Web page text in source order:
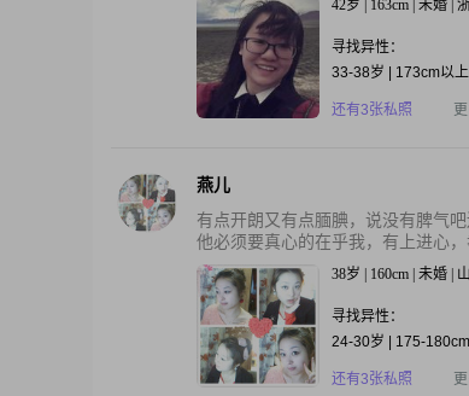
42岁 | 163cm | 未婚 |
寻找异性：
33-38岁 | 173cm以
还有3张私照
燕儿
有点开朗又有点腼腆，说没有脾气
他必须要真心的在乎我，有上进心，
38岁 | 160cm | 未婚 |
寻找异性：
24-30岁 | 175-
还有3张私照